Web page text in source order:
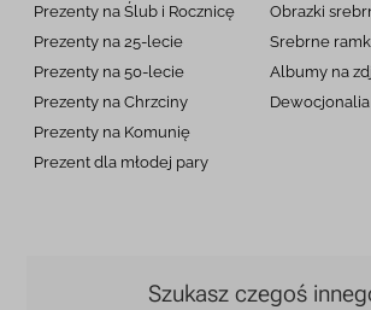
Prezenty na Ślub i Rocznicę
Prezenty na 25-lecie
Prezenty na 50-lecie
Prezenty na Chrzciny
Prezenty na Komunię
Prezent dla młodej pary
Obrazki
Srebrne
Albumy na
Dewocjonalia
Szukasz czegoś